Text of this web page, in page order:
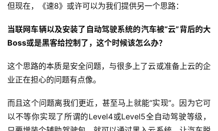
但现在，《速8》或许可以为我们提供另一个思路：
当联网车辆以及安装了自动驾驶系统的汽车被“云”背后的大
Boss或是黑客给控制了，这个时候该怎么办？
这个思路的本质是安全问题，与很多上了云或准备上云的企
业正在担心的问题有点像。
而且这个问题离我们更近，甚至马上就能“实现”。因为它可
以不等你实现了所谓的Level4或Level5全自动驾驶等级，